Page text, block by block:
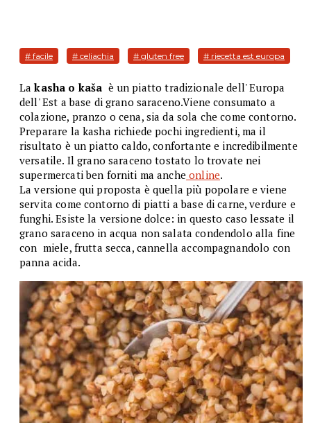
# facile # celiachia # gluten free # riecetta est europa
Lakasha o kaša è un piatto tradizionale dell' Europa
dell' Est a base di grano saraceno.Viene consumato a
colazione, pranzo o cena, sia da sola che come contorno.
Preparare la kasha richiede pochi ingredienti, ma il
risultato è un piatto caldo, confortante e incredibilmente
versatile. Il grano saraceno tostato lo trovate nei
supermercati ben forniti ma anche online.
La versione qui proposta è quella più popolare e viene
servita come contorno di piatti a base di carne, verdure e
funghi. Esiste la versione dolce: in questo caso lessate il
grano saraceno in acqua non salata condendolo alla fine
con miele, frutta secca, cannella accompagnandolo con
panna acida.